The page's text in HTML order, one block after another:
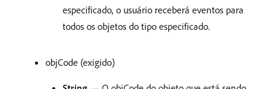
especificado, o usuário receberá eventos para
todos os objetos do tipo especificado.
objCode (exigido)